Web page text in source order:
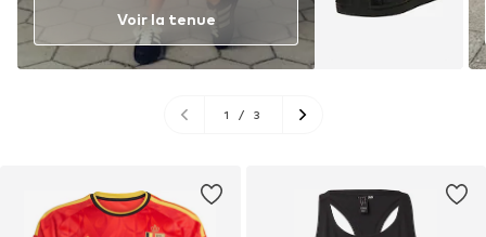
Voir la tenue
1 / 3